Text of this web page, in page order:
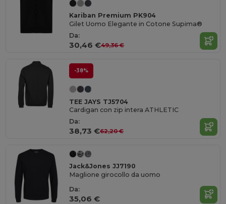
Kariban Premium PK904
Gilet Uomo Elegante in Cotone Supima®
Da:
30,46 €49,36 €
-38%
TEE JAYS TJ5704
Cardigan con zip intera ATHLETIC
Da:
38,73 €62,20 €
Jack&Jones JJ7190
Maglione girocollo da uomo
Da:
35,06 €